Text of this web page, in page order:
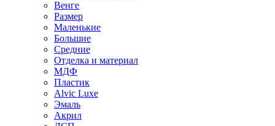
Венге
Размер
Маленькие
Большие
Средние
Отделка и материал
МДФ
Пластик
Alvic Luxe
Эмаль
Акрил